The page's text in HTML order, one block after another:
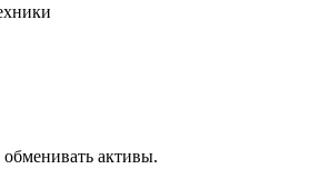
активы.